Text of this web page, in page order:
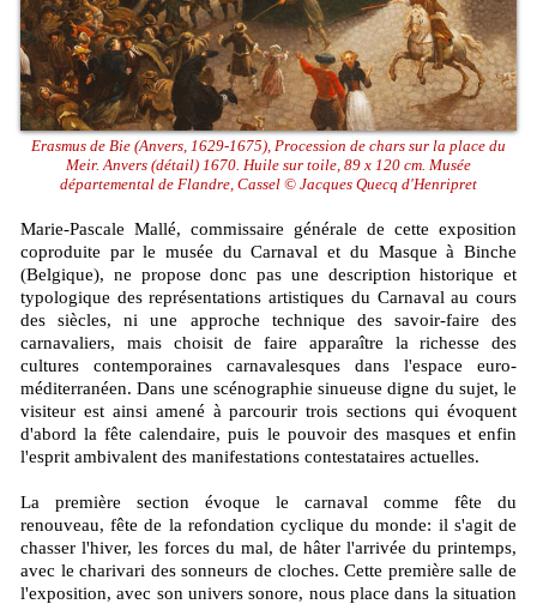
Erasmus de Bie (Anvers, 1629-1675), Procession de chars sur la place du
Meir. Anvers (détail) 1670. Huile sur toile, 89 x 120 cm. Musée
départemental de Flandre, Cassel © Jacques Quecq d'Henripret
Marie-Pascale Mallé, commissaire générale de cette exposition
coproduite par le musée du Carnaval et du Masque à Binche
(Belgique), ne propose donc pas une description historique et
typologique des représentations artistiques du Carnaval au cours
des siècles, ni une approche technique des savoir-faire des
carnavaliers, mais choisit de faire apparaître la richesse des
cultures contemporaines carnavalesques dans l'espace euro-
méditerranéen. Dans une scénographie sinueuse digne du sujet, le
visiteur est ainsi amené à parcourir trois sections qui évoquent
d'abord la fête calendaire, puis le pouvoir des masques et enfin
l'esprit ambivalent des manifestations contestataires actuelles.
La première section évoque le carnaval comme fête du
renouveau, fête de la refondation cyclique du monde: il s'agit de
chasser l'hiver, les forces du mal, de hâter l'arrivée du printemps,
avec le charivari des sonneurs de cloches. Cette première salle de
l'exposition, avec son univers sonore, nous place dans la situation